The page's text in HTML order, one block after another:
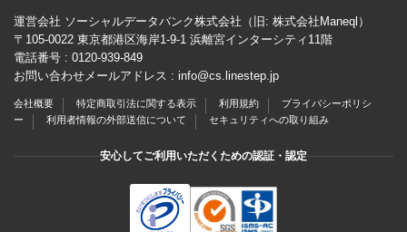
運営会社 ソーシャルデータバンク株式会社（旧: 株式会社Maneql）
〒105-0022 東京都港区海岸1-9-1 浜離宮インターシティ11階
電話番号 : 0120-939-849
お問い合わせメールアドレス : info@cs.linestep.jp
会社概要 特定商取引法に関する表示 利用規約
プライバシーポリシ
ー
利用者情報の外部送信について セキュリティへの取り組み
安心してご利用いただくための認証・認定